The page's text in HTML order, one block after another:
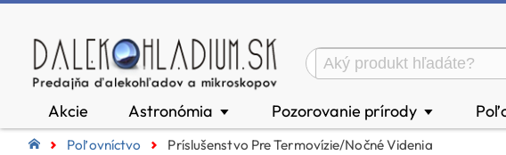
Akcie Astronómia ▼ Pozorovanie prírody ▼
Poľovníctvo Príslušenstvo Pre Termovízie/nočné Videnia